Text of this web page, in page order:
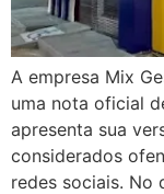
A empresa Mix
uma nota oficial
apresenta sua
considerados
redes sociais. No